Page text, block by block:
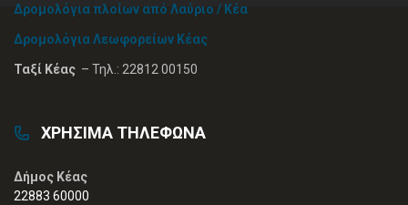
Δρομολόγια πλοίων από Λαύριο / Κέα
Δρομολόγια Λεωφορείων Κέας
Ταξί Κέας – Τηλ.: 22812 00150
ΧΡΗΣΙΜΑ ΤΗΛΕΦΩΝΑ
Δήμος Κέας
22883 60000